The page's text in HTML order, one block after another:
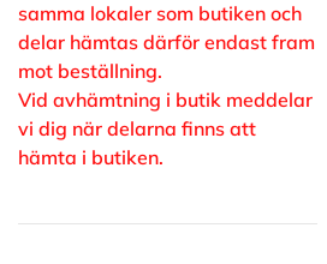
samma lokaler som butiken och
delar hämtas därför endast fram
mot beställning.
Vid avhämtning i butik meddelar
vi dig när delarna finns att
hämta i butiken.